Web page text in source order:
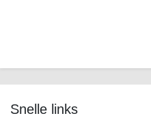
Snelle links